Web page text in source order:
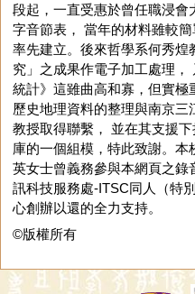
段起，一直受惠於曾任職浸會
字音節表， 當年的材料雖較
率先建立。後來哲學系何秀
究」之成果作電子加工處理
統計》這雖曲高和寡，但實
歷史地理資料的整理與南京
教授取得聯繫， 並在其支援
庫的一個組模，特此致謝。
英女士曾義務參與本網頁之錄
訊科技服務處-ITSC同人（特
心創辦以還的全力支持。
©版權所有